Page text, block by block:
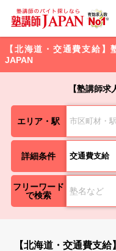
【北海道・交通費支給
JAPAN
【塾講師求
エリア・駅 市区町材・
詳細条件 交通費支給
フリーワード
で検索
【北海道・交通費支